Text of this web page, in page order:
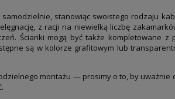
stanowiąc swoistego rodzaju
z racji na niewielką liczbę
Ścianki mogą być także kompletowane
są w kolorze grafitowym lub
montażu — prosimy o to, by